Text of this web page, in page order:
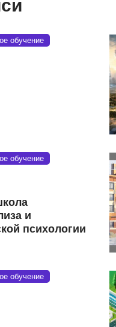
обучение
обучение
и
психологии
обучение